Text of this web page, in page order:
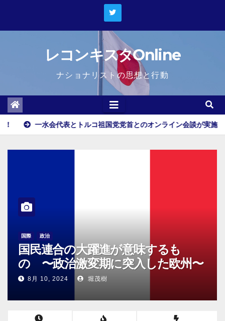
レコンキスタOnline
ナショナリストの思想と行動
会代表とトルコ祖国党党首とのオンライン会談が実施される！
国際 政治
国民連合の大躍進が意味するも
の 〜政治激変期に突入した欧州〜
8月 10, 2024 堀茂樹